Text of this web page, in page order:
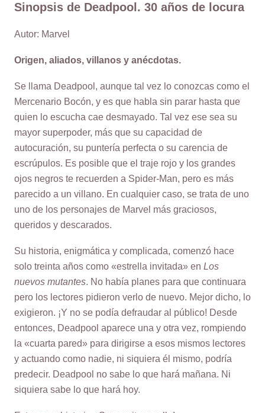
Sinopsis de Deadpool. 30 años de locura
Autor: Marvel
Origen, aliados, villanos y anécdotas.
Se llama Deadpool, aunque tal vez lo conozcas como el
Mercenario Bocón, y es que habla sin parar hasta que
quien lo escucha cae desmayado. Tal vez ese sea su
mayor superpoder, más que su capacidad de
autocuración, su puntería perfecta o su carencia de
escrúpulos. Es posible que el traje rojo y los grandes
ojos negros te recuerden a Spider-Man, pero es más
parecido a un villano. En cualquier caso, se trata de uno
uno de los personajes de Marvel más graciosos,
queridos y descarados.
Su historia, enigmática y complicada, comenzó hace
solo treinta años como «estrella invitada» en Los
nuevos mutantes. No había planes para que continuara
pero los lectores pidieron verlo de nuevo. Mejor dicho, lo
exigieron. ¡Y no se podía defraudar al público! Desde
entonces, Deadpool aparece una y otra vez, rompiendo
la «cuarta pared» para dirigirse a esos mismos lectores
y actuando como nadie, ni siquiera él mismo, podría
predecir. Deadpool no sabe lo que hará mañana. Ni
siquiera sabe lo que hará hoy.